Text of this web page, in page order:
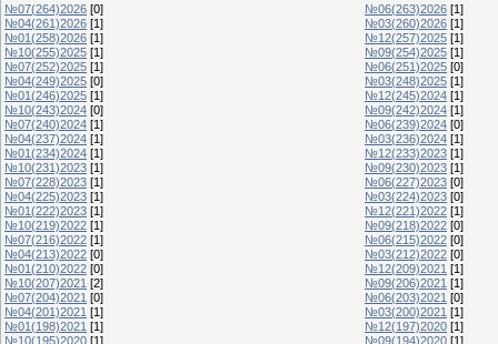
№07(264)2026 [0] №06(263)2026 [1]
№04(261)2026 [1] №03(260)2026 [1]
№01(258)2026 [1] №12(257)2025 [1]
№10(255)2025 [1] №09(254)2025 [1]
№07(252)2025 [1] №06(251)2025 [0]
№04(249)2025 [0] №03(248)2025 [1]
№01(246)2025 [1] №12(245)2024 [1]
№10(243)2024 [0] №09(242)2024 [1]
№07(240)2024 [1] №06(239)2024 [0]
№04(237)2024 [1] №03(236)2024 [1]
№01(234)2024 [1] №12(233)2023 [1]
№10(231)2023 [1] №09(230)2023 [1]
№07(228)2023 [1] №06(227)2023 [0]
№04(225)2023 [1] №03(224)2023 [0]
№01(222)2023 [1] №12(221)2022 [1]
№10(219)2022 [1] №09(218)2022 [0]
№07(216)2022 [1] №06(215)2022 [0]
№04(213)2022 [0] №03(212)2022 [0]
№01(210)2022 [0] №12(209)2021 [1]
№10(207)2021 [2] №09(206)2021 [1]
№07(204)2021 [0] №06(203)2021 [0]
№04(201)2021 [1] №03(200)2021 [1]
№01(198)2021 [1] №12(197)2020 [1]
№10(195)2020 [1] №09(194)2020 [1]